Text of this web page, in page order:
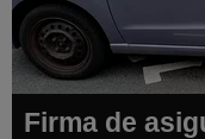
Firma de